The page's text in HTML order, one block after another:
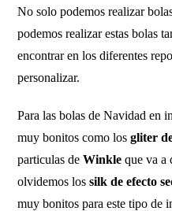
No solo podemos realizar
podemos realizar estas bolas
encontrar en los diferentes
personalizar.
Para las bolas de Navidad en
muy bonitos como losgliter
particulas deWinkle que va a
olvidemos los silk de efecto
muy bonitos para este tipo de